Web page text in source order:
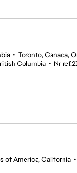
• Toronto, Canada,
Columbia • Nr
of America, California •